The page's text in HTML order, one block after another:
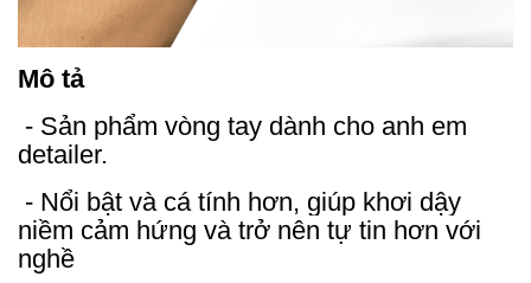
Mô tả
- Sản phẩm vòng tay dành cho anh em
detailer.
- Nổi bật và cá tính hơn, giúp khơi dậy
niềm cảm hứng và trở nên tự tin hơn với
nghề